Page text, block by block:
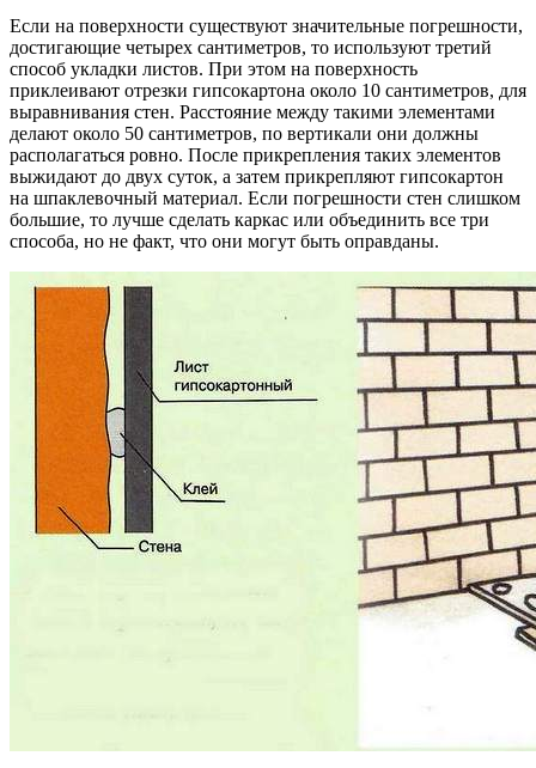
Если на поверхности существуют значительные погрешности,
достигающие четырех сантиметров, то используют третий
способ укладки листов. При этом на поверхность
приклеивают отрезки гипсокартона около 10 сантиметров, для
выравнивания стен. Расстояние между такими элементами
делают около 50 сантиметров, по вертикали они должны
располагаться ровно. После прикрепления таких элементов
выжидают до двух суток, а затем прикрепляют гипсокартон
на шпаклевочный материал. Если погрешности стен слишком
большие, то лучше сделать каркас или объединить все три
способа, но не факт, что они могут быть оправданы.